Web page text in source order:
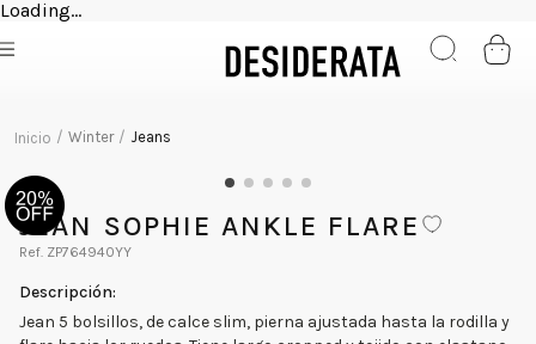
Loading...
Winter Jeans
JEAN SOPHIE ANKLE FLARE
ZP764940YY
Jean 5 bolsillos, de calce slim, pierna ajustada hasta la rodilla y